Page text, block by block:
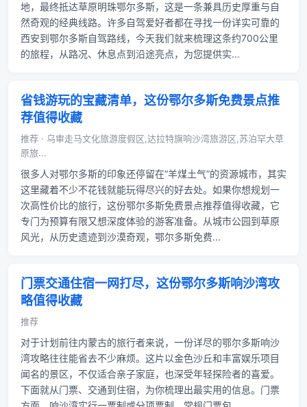
地，最终抵达草原明珠鄂尔多斯，这是一条兼具历史厚重与自
然奇观的经典线路。许多自驾爱好者都在寻找一份详实可靠的
西安到鄂尔多斯自驾路线，今天我们就来梳理这条约700公里
的旅程，从路况、休息点到沿途亮点，为您提供实...
省钱游玩的宝藏清单，这份鄂尔多斯免费景点推
荐值得收藏
推荐 · 乌审走马文化旅游度假区,达拉特旗响沙湾旅游区,苏泊罕大草
原旅...
很多人对鄂尔多斯的印象还停留在“羊煤土气”的资源城市，其实
这里藏着不少不花钱就能玩得尽兴的好去处。如果你想规划一
次高性价比的旅行，这份鄂尔多斯免费景点推荐值得收藏，它
专门为预算有限又想深度体验的游客准备。从城市公园到草原
风光，从历史遗迹到沙漠奇观，鄂尔多斯免费...
门票交通住宿一网打尽，这份鄂尔多斯响沙湾攻
略值得收藏
推荐
对于计划前往内蒙古的旅行者来说，一份详尽的鄂尔多斯响沙
湾攻略往往能省去不少麻烦。这片以金色沙丘和丰富娱乐项目
闻名的景区，不仅适合亲子家庭，也深受年轻探险者的喜爱。
下面就从门票、交通到住宿，为你梳理出最实用的信息。门票